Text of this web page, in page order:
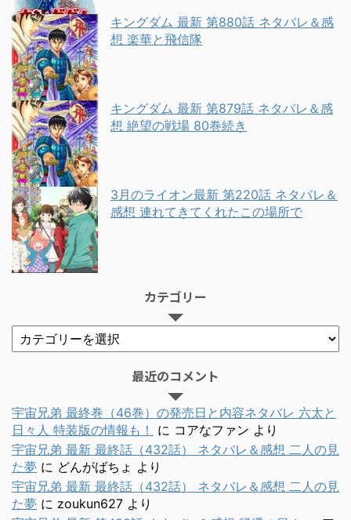
キングダム 最新 第880話 ネタバレ＆感
想 楽華と飛信隊
キングダム 最新 第879話 ネタバレ＆感
想 絶望の戦場 80巻続き
3月のライオン最新 第220話 ネタバレ＆
感想 連れてきてくれたこの場所で
カテゴリー
最近のコメント
宇宙兄弟 最終巻（46巻）の発売日と内容ネタバレ 六太と
日々人 特装版の情報も！
に コアなファン より
宇宙兄弟 最新 最終話（432話） ネタバレ＆感想 二人の見
た夢 に どんがばちょ より
宇宙兄弟 最新 最終話（432話） ネタバレ＆感想 二人の見
た夢 に zoukun627 より